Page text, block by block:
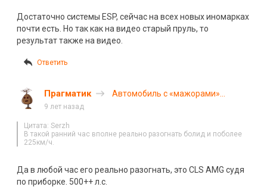
Достаточно системы ESP, сейчас на всех новых иномарках
почти есть. Но так как на видео старый пруль, то
результат также на видео.
Ответить
Прагматик
Автомобиль с «мажорами»
9 лет назад
Цитата: Serzh
В такой ранний час вполне реально разогнать болид и поболее
225км/ч.
Да в любой час его реально разогнать, это CLS AMG судя
по приборке. 500++ л.с.